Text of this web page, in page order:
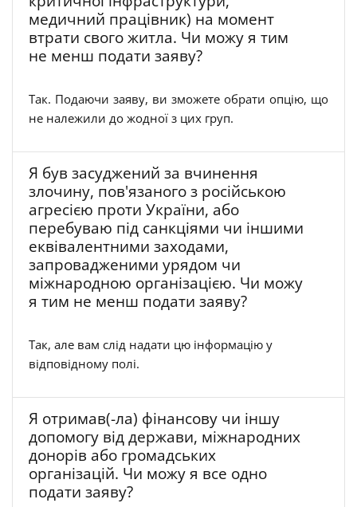
медичний працівник) на момент
втрати свого житла. Чи можу я тим
не менш подати заяву?
Так. Подаючи заяву, ви зможете обрати опцію, що
не належили до жодної з цих груп.
Я був засуджений за вчинення
злочину, пов'язаного з російською
агресією проти України, або
перебуваю під санкціями чи іншими
еквівалентними заходами,
запровадженими урядом чи
міжнародною організацією. Чи можу
я тим не менш подати заяву?
Так, але вам слід надати цю інформацію у
відповідному полі.
Я отримав(-ла) фінансову чи іншу
допомогу від держави, міжнародних
донорів або громадських
організацій. Чи можу я все одно
подати заяву?